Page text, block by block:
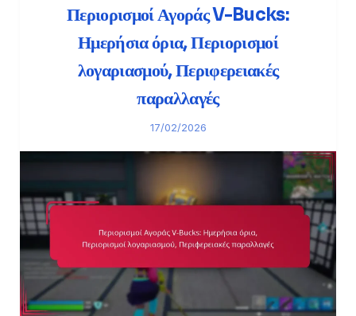
Περιορισμοί Αγοράς V-Bucks:
Ημερήσια όρια, Περιορισμοί
λογαριασμού, Περιφερειακές
παραλλαγές
17/02/2026